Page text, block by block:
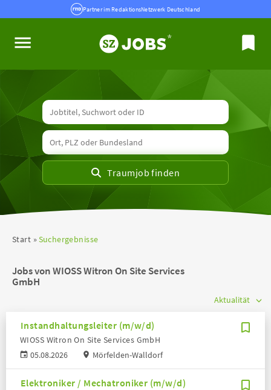
Partner im RedaktionsNetzwerk Deutschland
Start Suchergebnisse
Jobs von WIOSS Witron On Site Services
GmbH
Instandhaltungsleiter (m/w/d)
05.08.2026
WIOSS Witron On Site Services GmbH
Mörfelden-Walldorf
Elektroniker / Mechatroniker (m/w/d)